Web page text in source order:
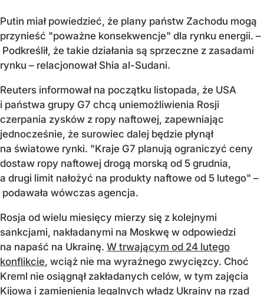
Putin miał powiedzieć, że plany państw Zachodu mogą
przynieść "poważne konsekwencje" dla rynku energii. –
Podkreślił, że takie działania są sprzeczne z zasadami
rynku – relacjonował Shia al-Sudani.
Reuters informował na początku listopada, że USA
i państwa grupy G7 chcą uniemożliwienia Rosji
czerpania zysków z ropy naftowej, zapewniając
jednocześnie, że surowiec dalej będzie płynął
na światowe rynki. "Kraje G7 planują ograniczyć ceny
dostaw ropy naftowej drogą morską od 5 grudnia,
a drugi limit nałożyć na produkty naftowe od 5 lutego" –
podawała wówczas agencja.
Rosja od wielu miesięcy mierzy się z kolejnymi
sankcjami, nakładanymi na Moskwę w odpowiedzi
na napaść na Ukrainę. W trwającym od 24 lutego
konflikcie, wciąż nie ma wyraźnego zwycięzcy. Choć
Kreml nie osiągnął zakładanych celów, w tym zajęcia
Kijowa i zamienienia legalnych władz Ukrainy na rząd